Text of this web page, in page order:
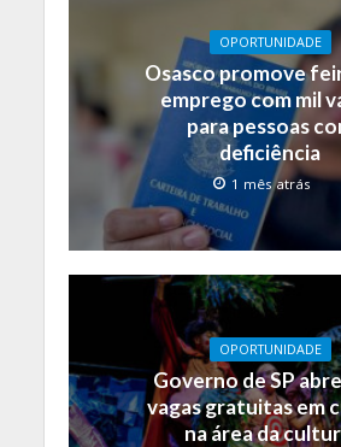
OPORTUNIDADE
Osasco promove
emprego com mil
para pessoas
deficiência
1 mês atrás
OPORTUNIDADE
Governo de SP
vagas gratuitas em
na área da